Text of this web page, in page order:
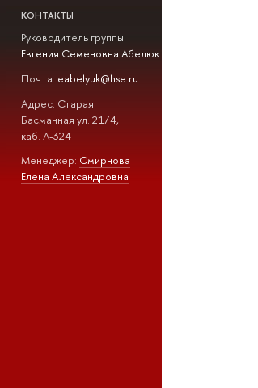
КОНТАКТЫ
Руководитель группы:
Евгения Семеновна Абелюк
Почта: eabelyuk@hse.ru
Адрес: Старая
Басманная ул. 21/4,
каб. А-324
Менеджер: Смирнова
Елена Александровна